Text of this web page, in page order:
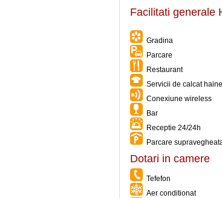
Facilitati generale
Gradina
Parcare
Restaurant
Servicii de calcat haine
Conexiune wireless
Bar
Receptie 24/24h
Parcare
Dotari in camere
Tefefon
Aer conditionat